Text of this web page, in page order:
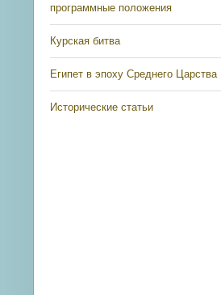
программные положения
Курская битва
Египет в эпоху Среднего Царства
Исторические статьи